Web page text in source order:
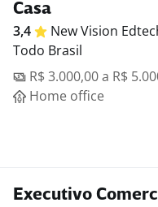
Casa
3,4 New Vision
Todo Brasil
R$ 3.000,00 a R$
Home office
Executivo